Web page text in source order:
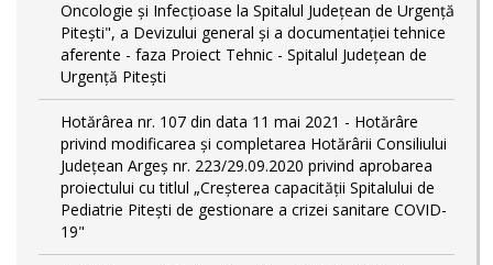
Oncologie și Infecțioase la Spitalul Județean de Urgență
Pitești", a Devizului general și a documentației tehnice
aferente - faza Proiect Tehnic - Spitalul Județean de
Urgență Pitești
Hotărârea nr. 107 din data 11 mai 2021 - Hotărâre
privind modificarea și completarea Hotărârii Consiliului
Județean Argeș nr. 223/29.09.2020 privind aprobarea
proiectului cu titlul „Creșterea capacității Spitalului de
Pediatrie Pitești de gestionare a crizei sanitare COVID-
19"